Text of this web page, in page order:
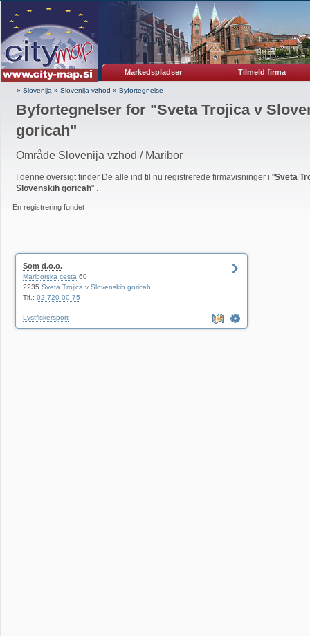
Markedspladser Tilmeld firma
» Slovenija » Slovenija vzhod » Byfortegnelse
Byfortegnelser for "Sveta Trojica v
goricah"
Område Slovenija vzhod / Maribor
I denne oversigt finder De alle ind til nu registrerede firmavisninger i "Sveta
Slovenskih goricah" .
En registrering fundet
Som d.o.o.
Mariborska cesta 60
2235 Sveta Trojica v Slovenskih goricah
Tlf.: 02 720 00 75
Lystfiskersport